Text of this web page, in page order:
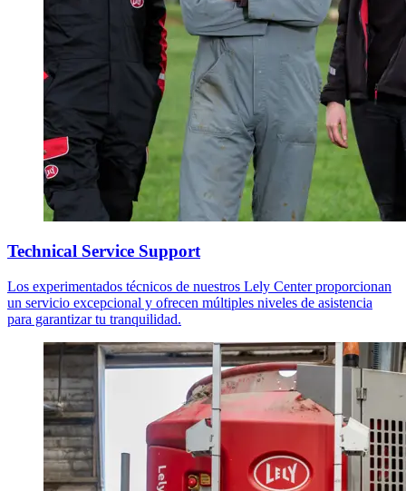
Technical Service Support
Los experimentados técnicos de nuestros Lely Center proporcionan
un servicio excepcional y ofrecen múltiples niveles de asistencia
para garantizar tu tranquilidad.